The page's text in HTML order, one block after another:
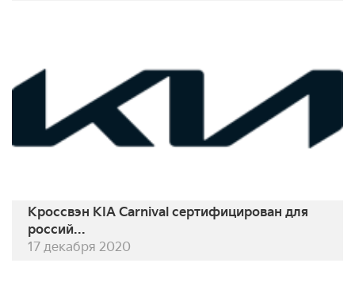
Кроссвэн KIA Carnival сертифицирован для
россий...
17 декабря 2020